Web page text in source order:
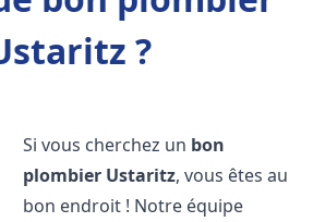
?
Si vous cherchez un bon
plombier Ustaritz, vous êtes au
bon endroit ! Notre équipe